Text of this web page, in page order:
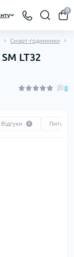
0
Смарт-годинники
LT32
0
Відгуки 0 Питання